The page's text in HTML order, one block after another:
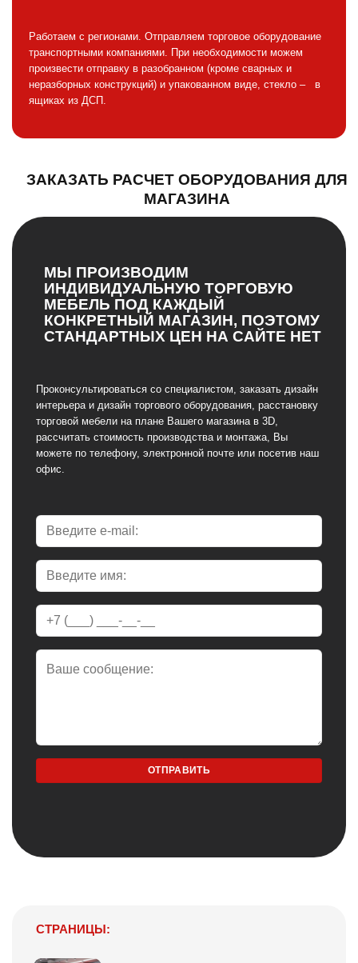
Работаем с регионами. Отправляем торговое оборудование
транспортными компаниями. При необходимости можем
произвести отправку в разобранном (кроме сварных и
неразборных конструкций) и упакованном виде, стекло – в
ящиках из ДСП.
ЗАКАЗАТЬ РАСЧЕТ ОБОРУДОВАНИЯ ДЛЯ
МАГАЗИНА
МЫ ПРОИЗВОДИМ
ИНДИВИДУАЛЬНУЮ ТОРГОВУЮ
МЕБЕЛЬ ПОД КАЖДЫЙ
КОНКРЕТНЫЙ МАГАЗИН, ПОЭТОМУ
СТАНДАРТНЫХ ЦЕН НА САЙТЕ НЕТ
Проконсультироваться со специалистом, заказать дизайн
интерьера и дизайн торгового оборудования, расстановку
торговой мебели на плане Вашего магазина в 3D,
рассчитать стоимость производства и монтажа, Вы
можете по телефону, электронной почте или посетив наш
офис.
СТРАНИЦЫ: